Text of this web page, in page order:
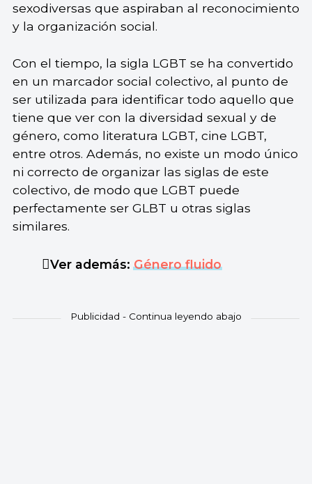
sexodiversas que aspiraban al reconocimiento
y la organización social.
Con el tiempo, la sigla LGBT se ha convertido
en un marcador social colectivo, al punto de
ser utilizada para identificar todo aquello que
tiene que ver con la diversidad sexual y de
género, como literatura LGBT, cine LGBT,
entre otros. Además, no existe un modo único
ni correcto de organizar las siglas de este
colectivo, de modo que LGBT puede
perfectamente ser GLBT u otras siglas
similares.
Ver además:Género fluido